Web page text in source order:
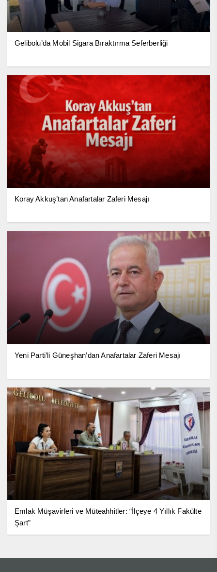
Gelibolu’da Mobil Sigara Bıraktırma Seferberliği
Koray Akkuş’tan Anafartalar Zaferi Mesajı
Yeni Parti’li Güneşhan’dan Anafartalar Zaferi Mesajı
Emlak Müşavirleri ve Müteahhitler: “İlçeye 4 Yıllık Fakülte
Şart”